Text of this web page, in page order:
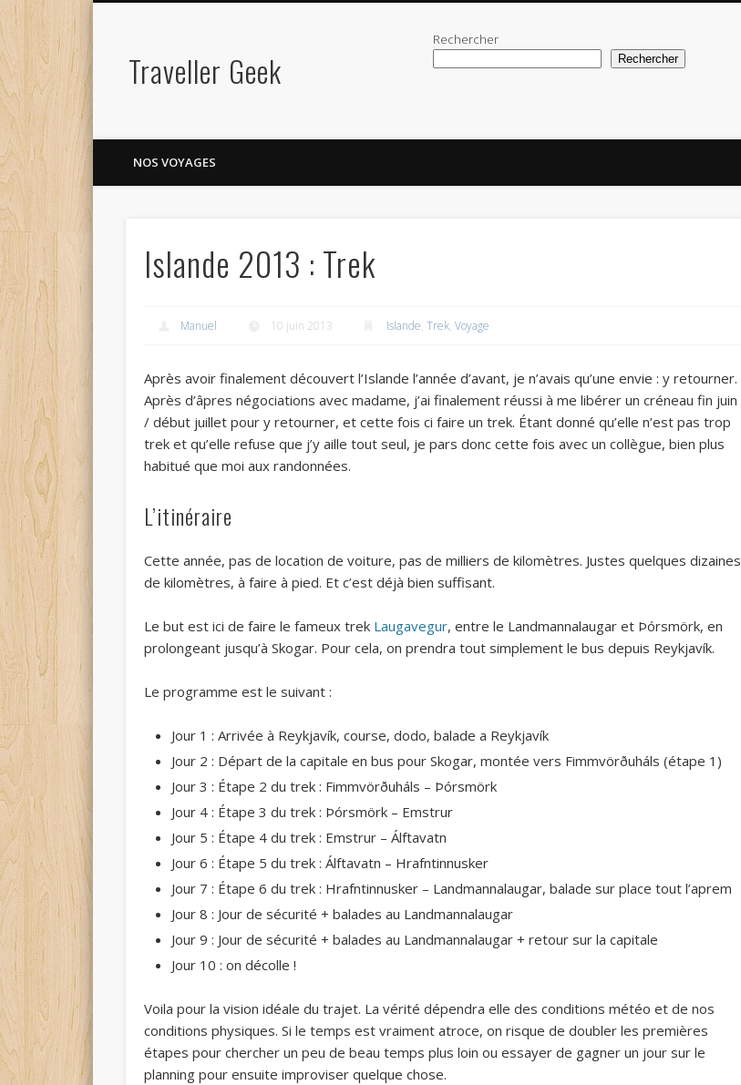
Traveller Geek
Rechercher
Rechercher
NOS VOYAGES
Islande 2013 : Trek
Manuel 10 juin 2013 Islande,Trek,Voyage
Après avoir finalement découvert l’Islande l’année d’avant, je n’avais qu’une envie : y retourner.
Après d’âpres négociations avec madame, j’ai finalement réussi à me libérer un créneau fin juin
/ début juillet pour y retourner, et cette fois ci faire un trek. Étant donné qu’elle n’est pas trop
trek et qu’elle refuse que j’y aille tout seul, je pars donc cette fois avec un collègue, bien plus
habitué que moi aux randonnées.
L’itinéraire
Cette année, pas de location de voiture, pas de milliers de kilomètres. Justes quelques dizaines
de kilomètres, à faire à pied. Et c’est déjà bien suffisant.
Le but est ici de faire le fameux trek Laugavegur, entre le Landmannalaugar et Þórsmörk, en
prolongeant jusqu’à Skogar. Pour cela, on prendra tout simplement le bus depuis Reykjavík.
Le programme est le suivant :
Jour 1 : Arrivée à Reykjavík, course, dodo, balade a Reykjavík
Jour 2 : Départ de la capitale en bus pour Skogar, montée vers Fimmvörðuháls (étape 1)
Jour 3 : Étape 2 du trek : Fimmvörðuháls – Þórsmörk
Jour 4 : Étape 3 du trek : Þórsmörk – Emstrur
Jour 5 : Étape 4 du trek : Emstrur – Álftavatn
Jour 6 : Étape 5 du trek : Álftavatn – Hrafntinnusker
Jour 7 : Étape 6 du trek : Hrafntinnusker – Landmannalaugar, balade sur place tout l’aprem
Jour 8 : Jour de sécurité + balades au Landmannalaugar
Jour 9 : Jour de sécurité + balades au Landmannalaugar + retour sur la capitale
Jour 10 : on décolle !
Voila pour la vision idéale du trajet. La vérité dépendra elle des conditions météo et de nos
conditions physiques. Si le temps est vraiment atroce, on risque de doubler les premières
étapes pour chercher un peu de beau temps plus loin ou essayer de gagner un jour sur le
planning pour ensuite improviser quelque chose.